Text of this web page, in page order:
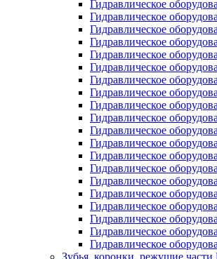
Гидравлическое
Гидравлическое
Гидравлическое
Гидравлическое
Гидравлическое
Гидравлическое
Гидравлическое
Гидравлическое
Гидравлическое
Гидравлическое
Гидравлическое
Гидравлическое
Гидравлическое
Гидравлическое
Гидравлическое
Гидравлическое
Гидравлическое
Гидравлическое
Гидравлическое
Гидравлическое
Зубья, коронки, режущие части